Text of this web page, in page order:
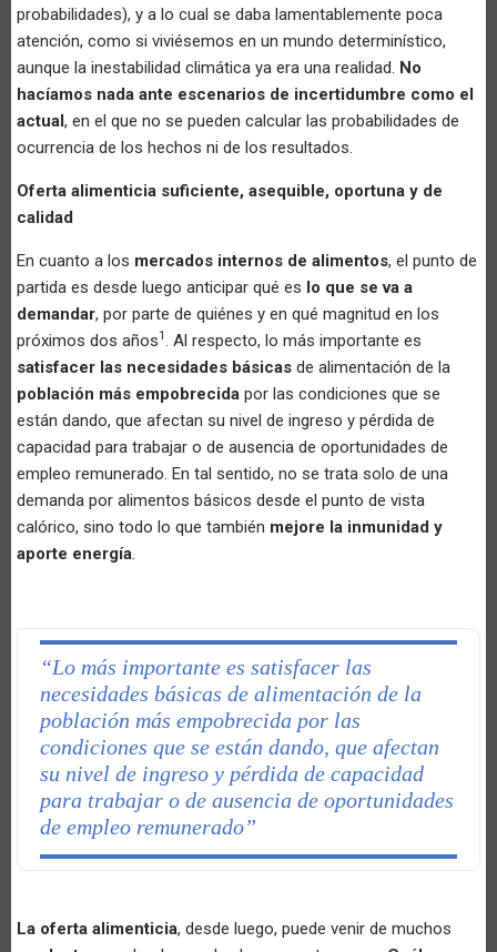
probabilidades), y a lo cual se daba lamentablemente poca
atención, como si viviésemos en un mundo determinístico,
aunque la inestabilidad climática ya era una realidad. No
hacíamos nada ante escenarios de incertidumbre como el
actual, en el que no se pueden calcular las probabilidades de
ocurrencia de los hechos ni de los resultados.
Oferta alimenticia suficiente, asequible, oportuna y de
calidad
En cuanto a los mercados internos de alimentos, el punto de
partida es desde luego anticipar qué es lo que se va a
demandar, por parte de quiénes y en qué magnitud en los
próximos dos años1. Al respecto, lo más importante es
satisfacer las necesidades básicas de alimentación de la
población más empobrecida por las condiciones que se
están dando, que afectan su nivel de ingreso y pérdida de
capacidad para trabajar o de ausencia de oportunidades de
empleo remunerado. En tal sentido, no se trata solo de una
demanda por alimentos básicos desde el punto de vista
calórico, sino todo lo que también mejore la inmunidad y
aporte energía.
“Lo más importante es satisfacer las
necesidades básicas de alimentación de la
población más empobrecida por las
condiciones que se están dando, que afectan
su nivel de ingreso y pérdida de capacidad
para trabajar o de ausencia de oportunidades
de empleo remunerado”
La oferta alimenticia, desde luego, puede venir de muchos